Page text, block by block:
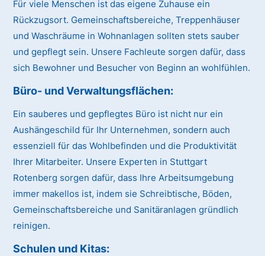
Für viele Menschen ist das eigene Zuhause ein
Rückzugsort. Gemeinschaftsbereiche, Treppenhäuser
und Waschräume in Wohnanlagen sollten stets sauber
und gepflegt sein. Unsere Fachleute sorgen dafür, dass
sich Bewohner und Besucher von Beginn an wohlfühlen.
Büro- und Verwaltungsflächen:
Ein sauberes und gepflegtes Büro ist nicht nur ein
Aushängeschild für Ihr Unternehmen, sondern auch
essenziell für das Wohlbefinden und die Produktivität
Ihrer Mitarbeiter. Unsere Experten in Stuttgart
Rotenberg sorgen dafür, dass Ihre Arbeitsumgebung
immer makellos ist, indem sie Schreibtische, Böden,
Gemeinschaftsbereiche und Sanitäranlagen gründlich
reinigen.
Schulen und Kitas: